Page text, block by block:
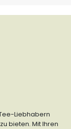
Liebhabern
bieten. Mit Ihren